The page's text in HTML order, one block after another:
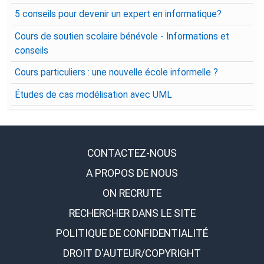
5 conseils pour devenir un expert en informatique?
Cours de soutien scolaire bénévole - Informations et
conseils
Cours particuliers : une nouvelle école informelle ?
Études de cas modélisation avec UML
CONTACTEZ-NOUS
A PROPOS DE NOUS
ON RECRUTE
RECHERCHER DANS LE SITE
POLITIQUE DE CONFIDENTIALITÉ
DROIT D'AUTEUR/COPYRIGHT